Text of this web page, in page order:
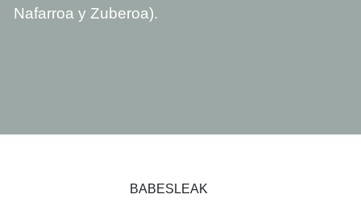
Nafarroa y Zuberoa).
BABESLEAK